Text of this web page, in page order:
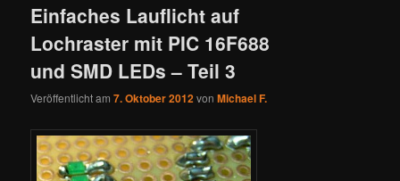
Einfaches Lauflicht auf
Lochraster mit PIC 16F688
und SMD LEDs – Teil 3
Veröffentlicht am7. Oktober 2012vonMichael F.